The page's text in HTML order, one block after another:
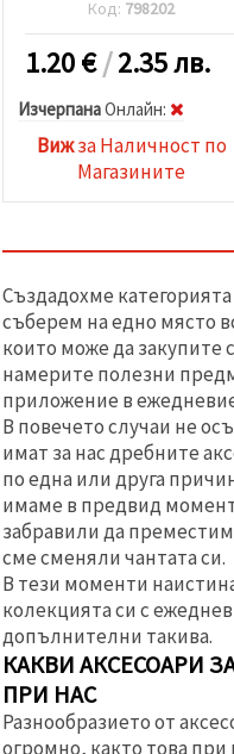
Код: 798202
1.20€/2.35 лв.
ИзчерпанаOнлайн:
Вижза Наличност по
Магазините
Създадохме
съберем на едно място
които може да закупите
намерите полезни
приложение в
В повечето случаи не
имат за нас дребните
по една или друга
имаме в предвид
забравили да
сме сменяли чантата си.
В тези моменти
колекцията си с
допълнителни такива.
КАКВИ АКСЕСОАРИ
ПРИ НАС
Разнообразието от
огромно, както това